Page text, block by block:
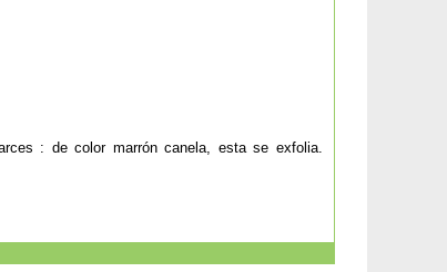
: de color marrón canela, esta se exfolia.